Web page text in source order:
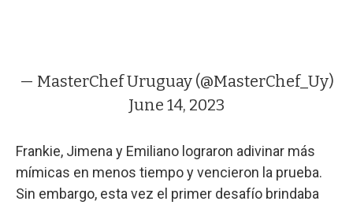
— MasterChef Uruguay (@MasterChef_Uy)
June 14, 2023
Frankie, Jimena y Emiliano lograron adivinar más
mímicas en menos tiempo y vencieron la prueba.
Sin embargo, esta vez el primer desafío brindaba